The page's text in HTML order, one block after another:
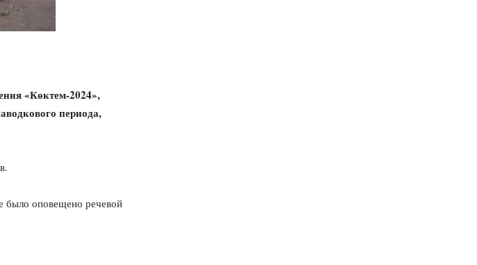
«Көктем-2024»,
периода,
было оповещено речевой